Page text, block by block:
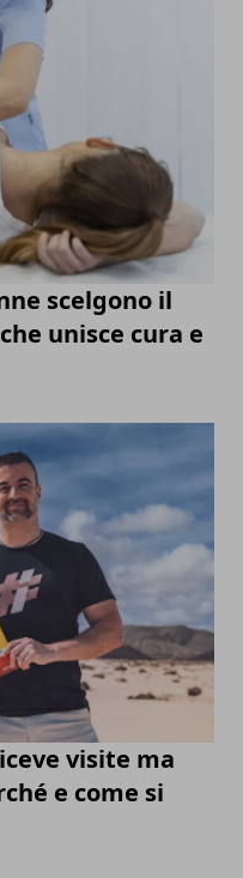
scelgono il
unisce cura e
visite ma
e come si